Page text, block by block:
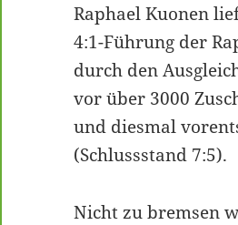
Raphael Kuonen
4:1-Führung der
durch den
vor über 3000
und diesmal
(Schlussstand 7:5).
Nicht zu bremsen